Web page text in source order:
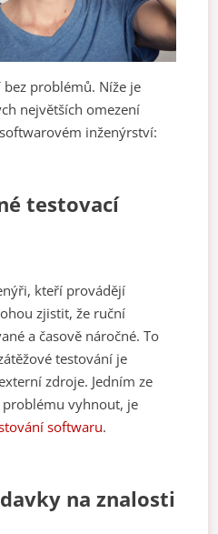
problémů. Níže je
největších omezení
inženýrství:
testovací
kteří provádějí
zjistit, že ruční
a časově náročné. To
testování je
zdroje. Jedním ze
vyhnout, je
softwaru.
na znalosti